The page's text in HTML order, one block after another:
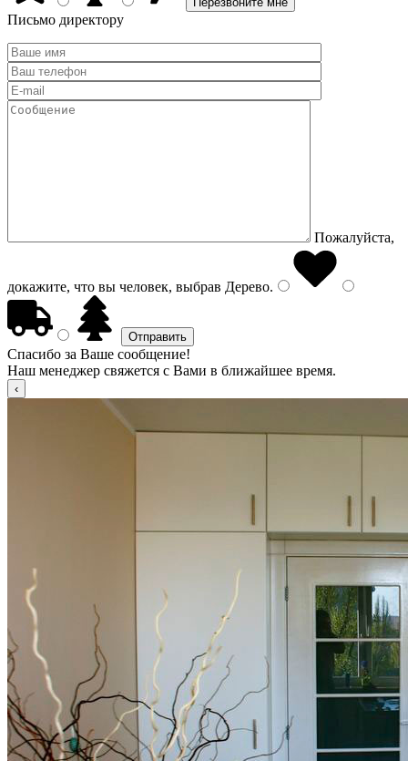
Письмо директору
Пожалуйста,
докажите, что вы человек, выбрав Дерево.
Спасибо за Ваше сообщение!
Наш менеджер свяжется с Вами в ближайшее время.